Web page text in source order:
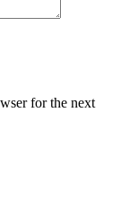
for the next